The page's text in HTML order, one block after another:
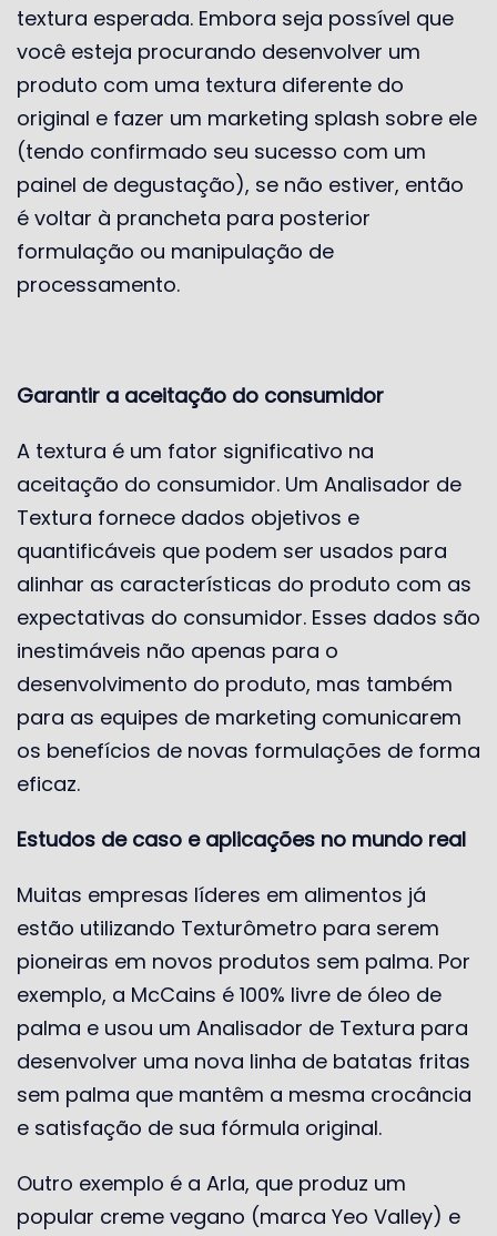
textura esperada. Embora seja possível que
você esteja procurando desenvolver um
produto com uma textura diferente do
original e fazer um marketing splash sobre ele
(tendo confirmado seu sucesso com um
painel de degustação), se não estiver, então
é voltar à prancheta para posterior
formulação ou manipulação de
processamento.
Garantir a aceitação do consumidor
A textura é um fator significativo na
aceitação do consumidor. Um Analisador de
Textura fornece dados objetivos e
quantificáveis ​​que podem ser usados ​​para
alinhar as características do produto com as
expectativas do consumidor. Esses dados são
inestimáveis ​​não apenas para o
desenvolvimento do produto, mas também
para as equipes de marketing comunicarem
os benefícios de novas formulações de forma
eficaz.
Estudos de caso e aplicações no mundo real
Muitas empresas líderes em alimentos já
estão utilizando Texturômetro para serem
pioneiras em novos produtos sem palma. Por
exemplo, a McCains é 100% livre de óleo de
palma e usou um Analisador de Textura para
desenvolver uma nova linha de batatas fritas
sem palma que mantêm a mesma crocância
e satisfação de sua fórmula original.
Outro exemplo é a Arla, que produz um
popular creme vegano (marca Yeo Valley) e